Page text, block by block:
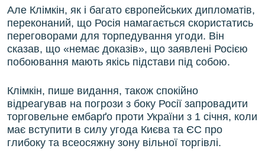
Але Клімкін, як і багато європейських дипломатів,
переконаний, що Росія намагається скористатись
переговорами для торпедування угоди. Він
сказав, що «немає доказів», що заявлені Росією
побоювання мають якісь підстави під собою.
Клімкін, пише видання, також спокійно
відреагував на погрози з боку Росії запровадити
торговельне ембарґо проти України з 1 січня, коли
має вступити в силу угода Києва та ЄС про
глибоку та всеосяжну зону вільної торгівлі.